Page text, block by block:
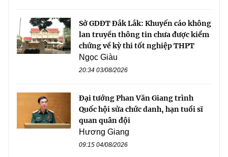
Sở GDĐT Đắk Lắk: Khuyến cáo không
lan truyền thông tin chưa được kiểm
chứng về kỳ thi tốt nghiệp THPT
Ngọc Giàu
20:34 03/08/2026
Đại tướng Phan Văn Giang trình
Quốc hội sửa chức danh, hạn tuổi sĩ
quan quân đội
Hương Giang
09:15 04/08/2026